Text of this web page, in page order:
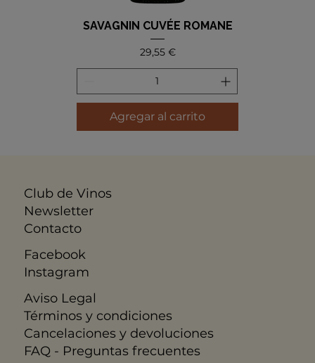
Club de Vinos
Newsletter
Contacto
Facebook
Instagram
Aviso Legal
​Términos y condiciones
Cancelaciones y devoluciones
FAQ - Preguntas frecuentes
SAVAGNIN CUVÉE ROMANE
Precio
29,55 €
Agregar al carrito